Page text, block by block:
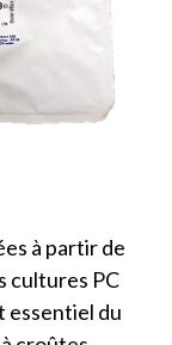
à partir de
cultures PC
du